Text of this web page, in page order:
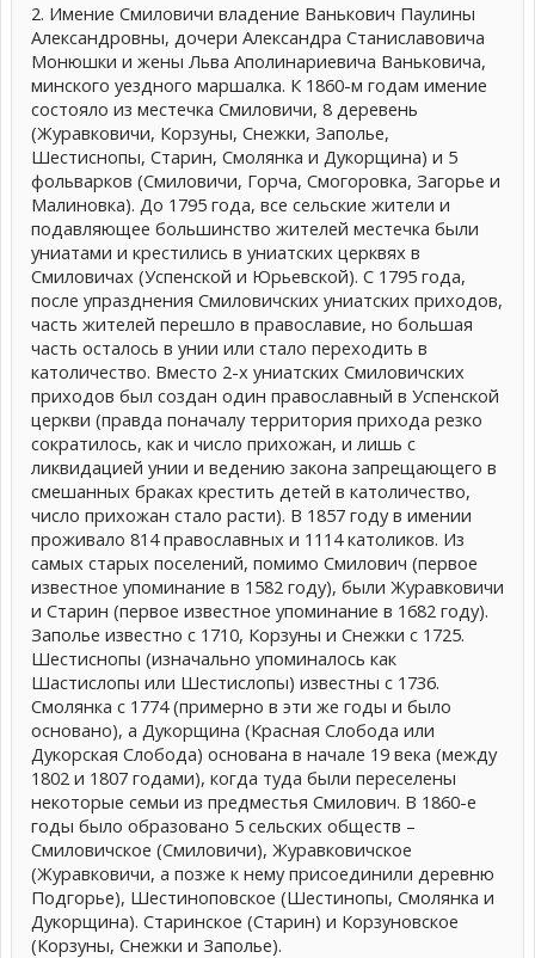
2. Имение Смиловичи владение Ванькович Паулины
Александровны, дочери Александра Станиславовича
Монюшки и жены Льва Аполинариевича Ваньковича,
минского уездного маршалка. К 1860-м годам имение
состояло из местечка Смиловичи, 8 деревень
(Журавковичи, Корзуны, Снежки, Заполье,
Шестиснопы, Старин, Смолянка и Дукорщина) и 5
фольварков (Смиловичи, Горча, Смогоровка, Загорье и
Малиновка). До 1795 года, все сельские жители и
подавляющее большинство жителей местечка были
униатами и крестились в униатских церквях в
Смиловичах (Успенской и Юрьевской). С 1795 года,
после упразднения Смиловичских униатских приходов,
часть жителей перешло в православие, но большая
часть осталось в унии или стало переходить в
католичество. Вместо 2-х униатских Смиловичских
приходов был создан один православный в Успенской
церкви (правда поначалу территория прихода резко
сократилось, как и число прихожан, и лишь с
ликвидацией унии и ведению закона запрещающего в
смешанных браках крестить детей в католичество,
число прихожан стало расти). В 1857 году в имении
проживало 814 православных и 1114 католиков. Из
самых старых поселений, помимо Смилович (первое
известное упоминание в 1582 году), были Журавковичи
и Старин (первое известное упоминание в 1682 году).
Заполье известно с 1710, Корзуны и Снежки с 1725.
Шестиснопы (изначально упоминалось как
Шастислопы или Шестислопы) известны с 1736.
Смолянка с 1774 (примерно в эти же годы и было
основано), а Дукорщина (Красная Слобода или
Дукорская Слобода) основана в начале 19 века (между
1802 и 1807 годами), когда туда были переселены
некоторые семьи из предместья Смилович. В 1860-е
годы было образовано 5 сельских обществ –
Смиловичское (Смиловичи), Журавковичское
(Журавковичи, а позже к нему присоединили деревню
Подгорье), Шестиноповское (Шестинопы, Смолянка и
Дукорщина). Старинское (Старин) и Корзуновское
(Корзуны, Снежки и Заполье).